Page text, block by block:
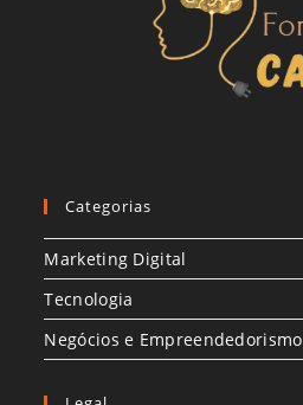
Categorias
Marketing Digital
Tecnologia
Negócios e Empreendedorismo